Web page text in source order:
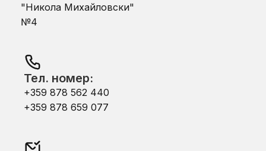
"Никола Михайловски"
№4
Тел. номер:
+359 878 562 440
+359 878 659 077